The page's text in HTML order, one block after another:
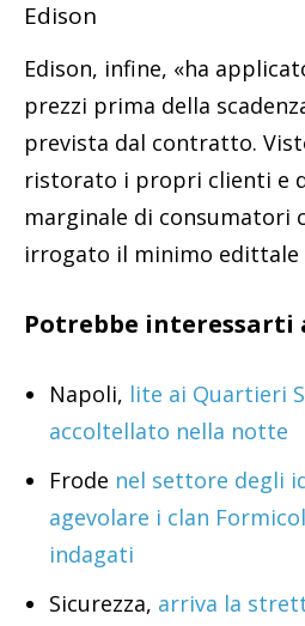
Edison
Edison, infine, «ha
prezzi prima della
prevista dal contratto.
ristorato i propri clienti e
marginale di consumatori
irrogato il minimo edittale
Potrebbe interessarti
Napoli, lite ai Quartieri
accoltellato nella notte
Frode nel settore degli
agevolare i clan
indagati
Sicurezza, arriva la